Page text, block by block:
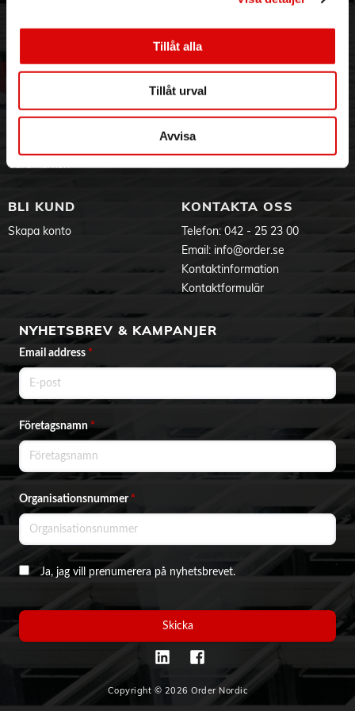
Tillåt alla
Tillåt urval
Avvisa
3PL
Vår historia
Visselblåsning
Varumärken
KUNDTJÄNST
Allmänna villkor
Vanliga frågor
Service & Support
Ansökan om RMA
Godsefterlysning & Felleverans
Om cookies
BLI KUND
Skapa konto
KONTAKTA OSS
Telefon: 042 - 25 23 00
Email: info@order.se
Kontaktinformation
Kontaktformulär
NYHETSBREV & KAMPANJER
Email address *
Företagsnamn*
Organisationsnummer *
Ja, jag vill prenumerera på nyhetsbrevet.
Skicka
Copyright © 2026 Order Nordic